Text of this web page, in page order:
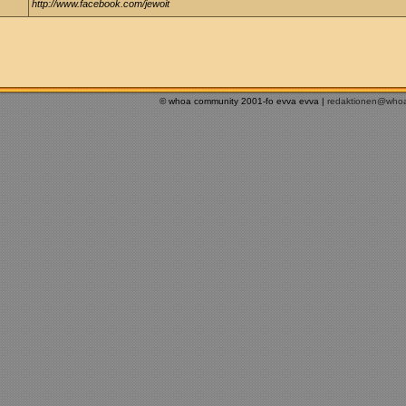
http://www.facebook.com/jewoit
© whoa community 2001-fo evva evva |